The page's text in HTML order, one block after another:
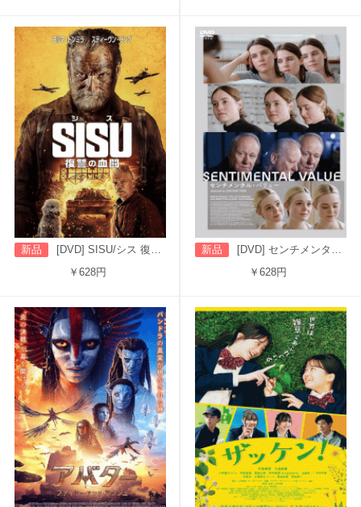
新品
[DVD] SISU/シス 復讐の血闘（字幕版）
￥628円
新品
[DVD] センチメンタル・バリュー
￥628円